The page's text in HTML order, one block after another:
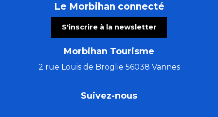
Atelier : Le parfum au Moyen Âge
Stage zen et cocktail énergie, qi gong et méditation
Les Patrimoines de l'été : le château de Ménoray
Les Ateliers bois de l'été (5 à 7 ans)
Cinéma en plein air
Le Morbihan connecté
S'inscrire à la newsletter
Morbihan Tourisme
2 rue Louis de Broglie 56038 Vannes
Suivez-nous